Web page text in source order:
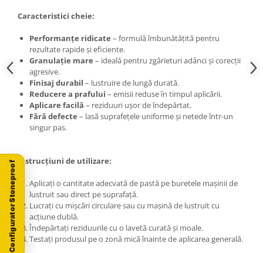
Caracteristici cheie:
Performanțe ridicate – formulă îmbunătățită pentru
rezultate rapide și eficiente.
Granulație mare – ideală pentru zgârieturi adânci și corecții
agresive.
Finisaj durabil – lustruire de lungă durată.
Reducere a prafului – emisii reduse în timpul aplicării.
Aplicare facilă – reziduuri ușor de îndepărtat.
Fără defecte – lasă suprafețele uniforme și netede într-un
singur pas.
Instrucțiuni de utilizare:
Aplicați o cantitate adecvată de pastă pe buretele mașinii de
lustruit sau direct pe suprafață.
Lucrați cu mișcări circulare sau cu mașină de lustruit cu
acțiune dublă.
Îndepărtați reziduurile cu o lavetă curată și moale.
Testați produsul pe o zonă mică înainte de aplicarea generală.
Configurator Stoneproof